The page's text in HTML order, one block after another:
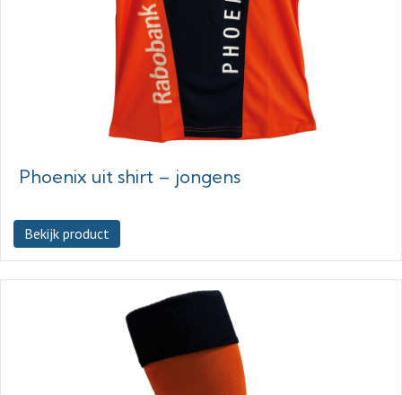
Phoenix uit shirt – jongens
Bekijk product